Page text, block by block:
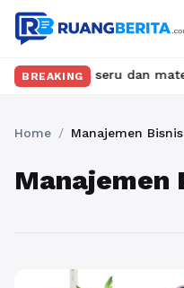
BREAKING
seru dan materi
Home / Manajemen Bisnis
Manajemen